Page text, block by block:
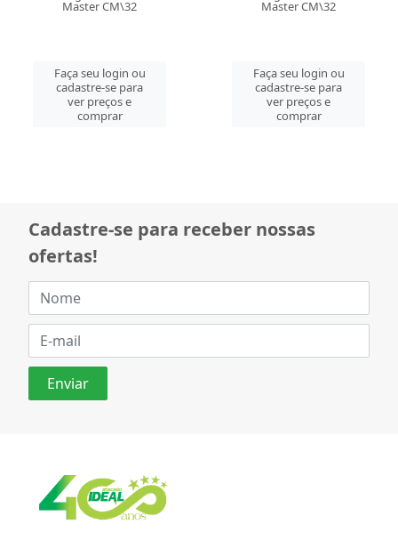
Master CM\32
Faça seu login ou
cadastre-se para
ver preços e
comprar
Master CM\32
Faça seu login ou
cadastre-se para
ver preços e
comprar
Cadastre-se para receber nossas
ofertas!